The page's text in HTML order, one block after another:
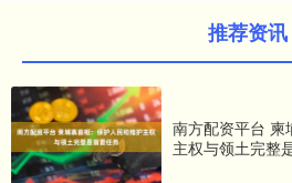
推荐资讯
南方配资平台 柬
主权与领土完整